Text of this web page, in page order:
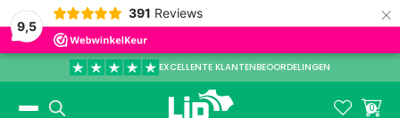
9,5
391 Reviews ×
EXCELLENTE KLANTENBEOORDELINGEN
Slide 3 of 3.
 
0